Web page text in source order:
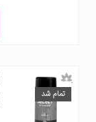
تمام شد